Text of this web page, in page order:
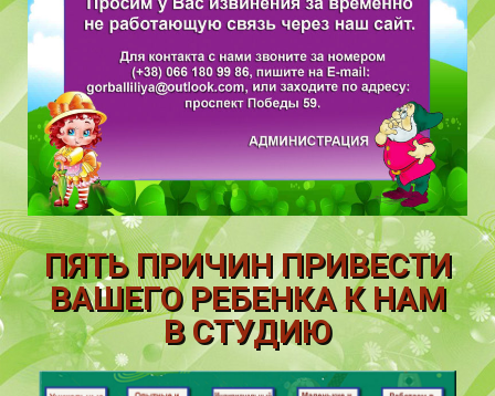
ПЯТЬ ПРИЧИН ПРИВЕСТИ
ВАШЕГО РЕБЕНКА К НАМ
В СТУДИЮ